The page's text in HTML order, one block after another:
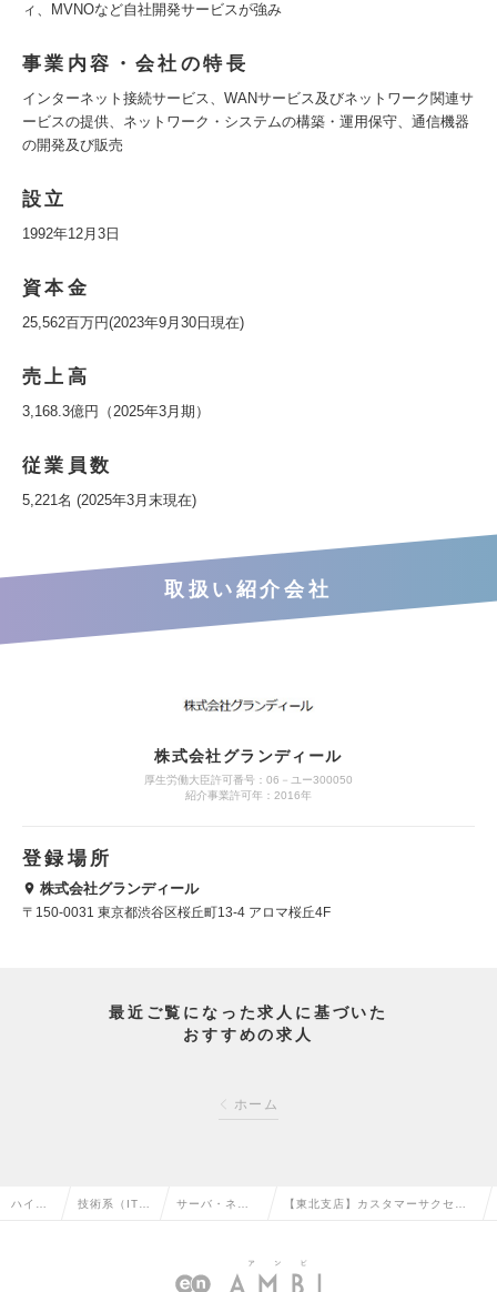
ィ、MVNOなど自社開発サービスが強み
事業内容・会社の特長
インターネット接続サービス、WANサービス及びネットワーク関連サ
ービスの提供、ネットワーク・システムの構築・運用保守、通信機器
の開発及び販売
設立
1992年12月3日
資本金
25,562百万円(2023年9月30日現在)
売上高
3,168.3億円（2025年3月期）
従業員数
5,221名 (2025年3月末現在)
取扱い紹介会社
株式会社グランディール
厚生労働大臣許可番号：06－ユー300050
紹介事業許可年：2016年
登録場所
株式会社グランディール
〒150-0031 東京都渋谷区桜丘町13-4 アロマ桜丘4F
最近ご覧になった求人に基づいた
おすすめの求人
ホーム
ハイク 技術系（IT・ サーバ・ネッ
ジニアの転職
【東北支店】カスタマーサクセ
ー～Mgr候補）の求人情報